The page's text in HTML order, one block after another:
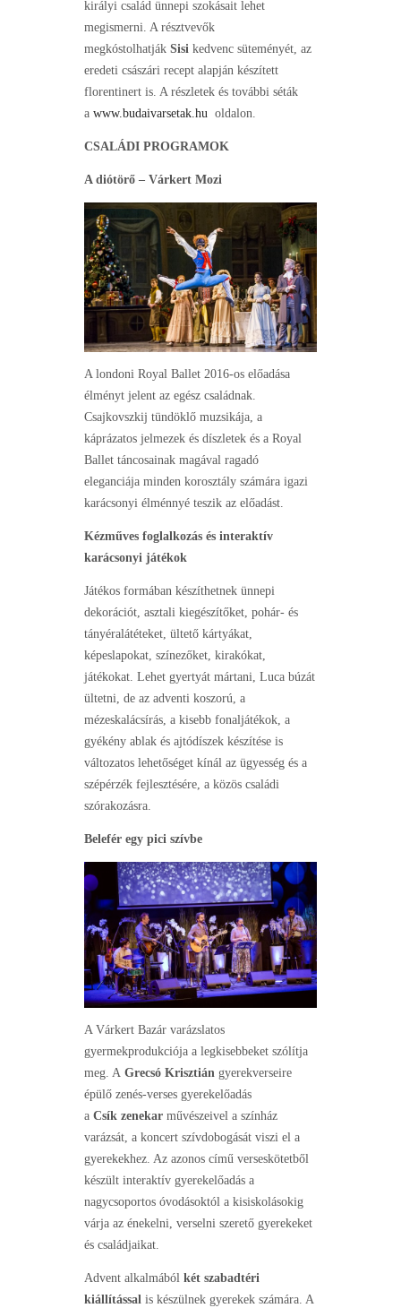
királyi család ünnepi szokásait lehet
megismerni. A résztvevők
megkóstolhatják Sisi kedvenc süteményét, az
eredeti császári recept alapján készített
florentinert is. A részletek és további séták
a www.budaivarsetak.hu oldalon.
CSALÁDI PROGRAMOK
A diótörő – Várkert Mozi
A londoni Royal Ballet 2016-os előadása
élményt jelent az egész családnak.
Csajkovszkij tündöklő muzsikája, a
káprázatos jelmezek és díszletek és a Royal
Ballet táncosainak magával ragadó
eleganciája minden korosztály számára igazi
karácsonyi élménnyé teszik az előadást.
Kézműves foglalkozás és interaktív
karácsonyi játékok
Játékos formában készíthetnek ünnepi
dekorációt, asztali kiegészítőket, pohár- és
tányéralátéteket, ültető kártyákat,
képeslapokat, színezőket, kirakókat,
játékokat. Lehet gyertyát mártani, Luca búzát
ültetni, de az adventi koszorú, a
mézeskalácsírás, a kisebb fonaljátékok, a
gyékény ablak és ajtódíszek készítése is
változatos lehetőséget kínál az ügyesség és a
szépérzék fejlesztésére, a közös családi
szórakozásra.
Belefér egy pici szívbe
A Várkert Bazár varázslatos
gyermekprodukciója a legkisebbeket szólítja
meg. A Grecsó Krisztián gyerekverseire
épülő zenés-verses gyerekelőadás
a Csík zenekar művészeivel a színház
varázsát, a koncert szívdobogását viszi el a
gyerekekhez. Az azonos című verseskötetből
készült interaktív gyerekelőadás a
nagycsoportos óvodásoktól a kisiskolásokig
várja az énekelni, verselni szerető gyerekeket
és családjaikat.
Advent alkalmából két szabadtéri
kiállítással is készülnek gyerekek számára. A